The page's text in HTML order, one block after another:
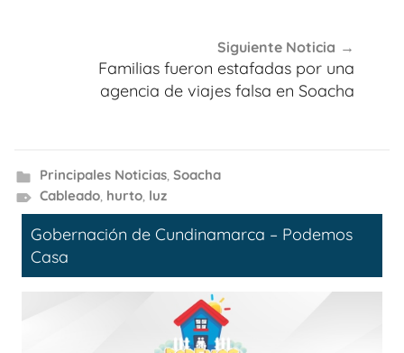
Siguiente Noticia
Familias fueron estafadas por una
agencia de viajes falsa en Soacha
Principales Noticias, Soacha
Cableado, hurto, luz
Gobernación de Cundinamarca – Podemos
Casa